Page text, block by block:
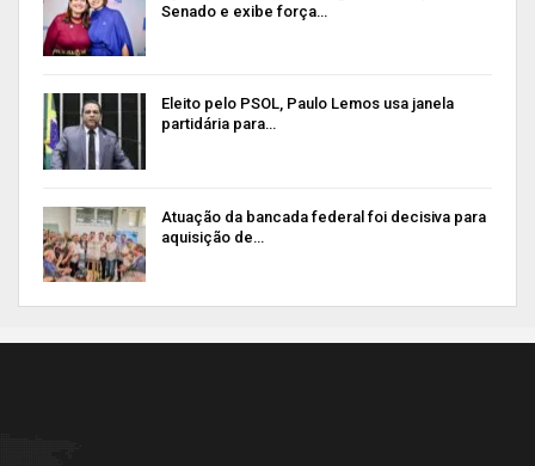
Senado e exibe força…
Eleito pelo PSOL, Paulo Lemos usa janela
partidária para…
Atuação da bancada federal foi decisiva para
aquisição de…